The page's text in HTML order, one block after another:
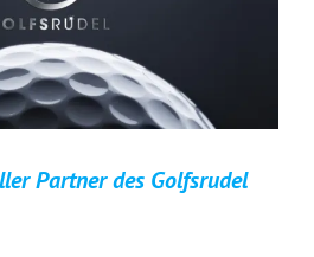
Partner des Golfsrudel